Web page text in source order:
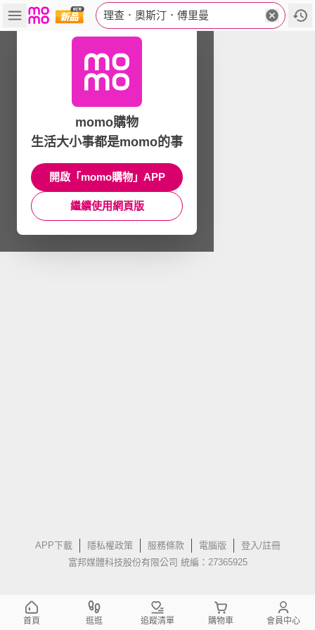
理查．奧斯汀．傅里曼
APP下載 隱私權政策 服務條款 電腦版
登入/註冊
富邦媒體科技股份有限公司 統編：27365925
momo購物
生活大小事都是momo的事
開啟「momo購物」APP
繼續使用網頁版
首頁 逛逛 追蹤清單 購物車 會員中心